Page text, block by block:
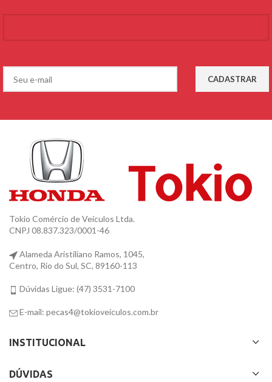
Tokio Comércio de Veículos Ltda.
CNPJ 08.837.323/0001-46
Alameda Aristiliano Ramos, 1045,
Centro, Rio do Sul, SC, 89160-113
Dúvidas Ligue: (47) 3531-7100
E-mail: pecas4@tokioveiculos.com.br
INSTITUCIONAL
DÚVIDAS